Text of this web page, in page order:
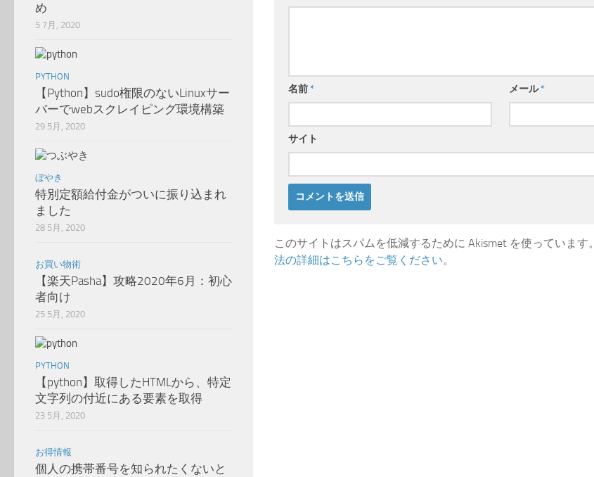
名前* メール*
サイト
このサイトはスパムを低減するために Akismet を使っています。
法の詳細はこちらをご覧ください。
め
5 7月, 2020
PYTHON
【Python】sudo権限のないLinuxサー
バーでwebスクレイピング環境構築
29 5月, 2020
ぼやき
特別定額給付金がついに振り込まれ
ました
28 5月, 2020
お買い物術
【楽天Pasha】攻略2020年6月：初心
者向け
25 5月, 2020
PYTHON
【python】取得したHTMLから、特定
文字列の付近にある要素を取得
23 5月, 2020
お得情報
個人の携帯番号を知られたくないと